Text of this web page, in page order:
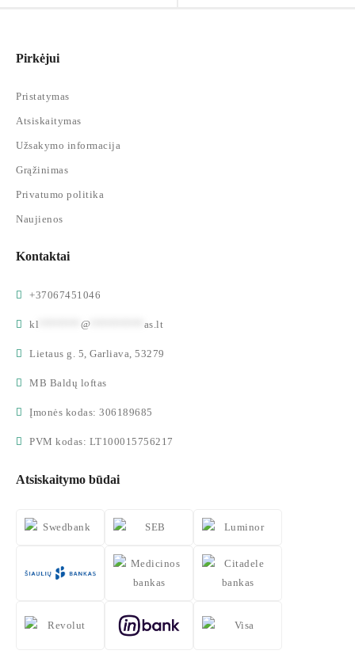
Pirkėjui
Pristatymas
Atsiskaitymas
Užsakymo informacija
Grąžinimas
Privatumo politika
Naujienos
Kontaktai
+37067451046
kl @ as.lt
Lietaus g. 5, Garliava, 53279
MB Baldų loftas
Įmonės kodas: 306189685
PVM kodas: LT100015756217
Atsiskaitymo būdai